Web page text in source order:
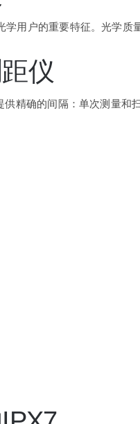
学用户的重要特征。光学
仪
精确的间隔：单次测量和